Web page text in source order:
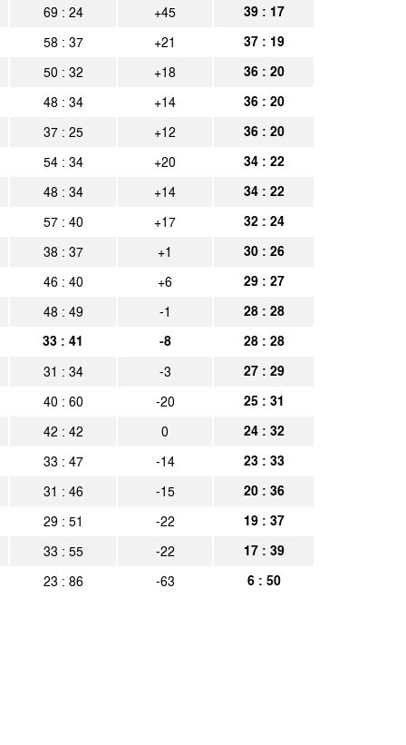
Spielbericht
Spielbericht
Spielbericht
Spielbericht
Spielbericht
Spielbericht
Spielbericht
Spielbericht
Spielbericht
Aachen
69 : 24 +45 39 : 17
58 : 37 +21 37 : 19
50 : 32 +18 36 : 20
48 : 34 +14 36 : 20
37 : 25 +12 36 : 20
54 : 34 +20 34 : 22
48 : 34 +14 34 : 22
57 : 40 +17 32 : 24
38 : 37 +1 30 : 26
46 : 40 +6 29 : 27
48 : 49 -1
28 : 28
33 : 41 -8 28 : 28
31 : 34 -3 27 : 29
40 : 60 -20 25 : 31
42 : 42 0 24 : 32
33 : 47 -14 23 : 33
31 : 46 -15 20 : 36
29 : 51 -22 19 : 37
33 : 55 -22 17 : 39
23 : 86 -63 6 : 50